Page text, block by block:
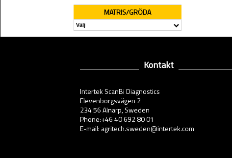
MATRIS/GRÖDA
Kontakt
Intertek ScanBi Diagnostics
Elevenborgsvägen 2
234 56 Alnarp, Sweden
Phone:+46 40 692 80 01
E-mail: agritech.sweden@intertek.com